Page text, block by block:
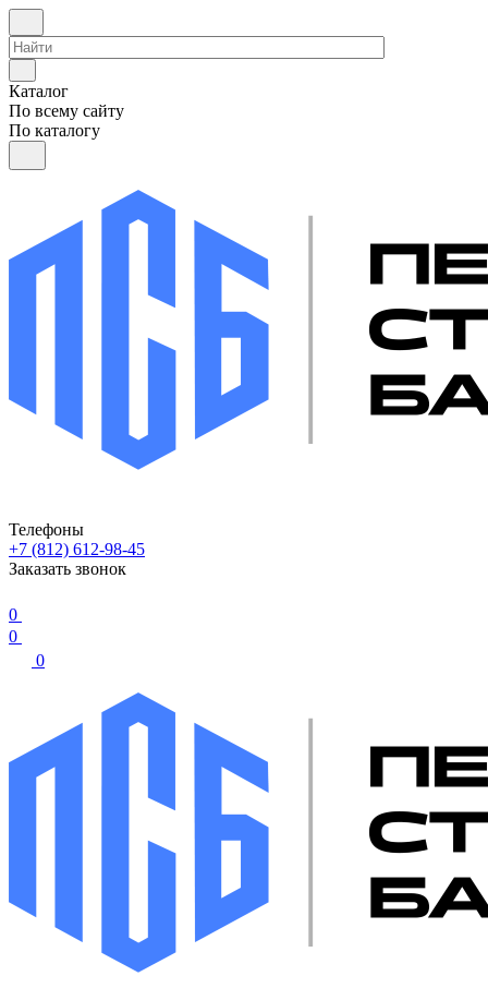
Каталог
По всему сайту
По каталогу
Телефоны
+7 (812) 612-98-45
Заказать звонок
0
0
0